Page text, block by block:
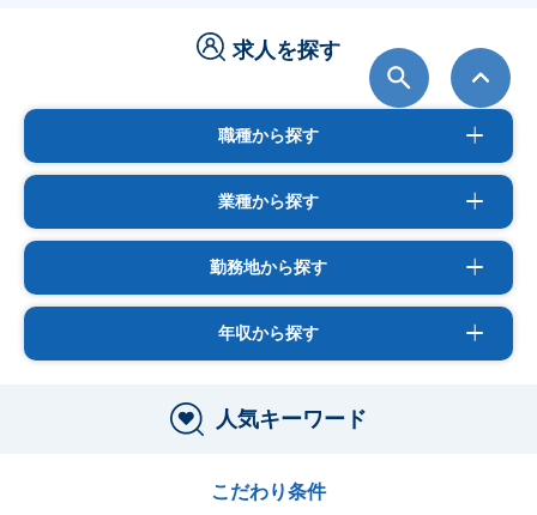
求人を探す
職種から探す
業種から探す
勤務地から探す
年収から探す
人気キーワード
こだわり条件